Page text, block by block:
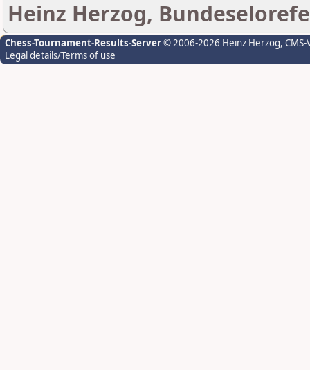
Heinz Herzog,
Chess-Tournament-Results-Server© 2006-2026 Heinz Herzog,
Legal details/Terms of use